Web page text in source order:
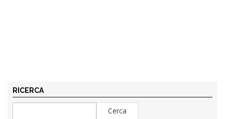
RICERCA